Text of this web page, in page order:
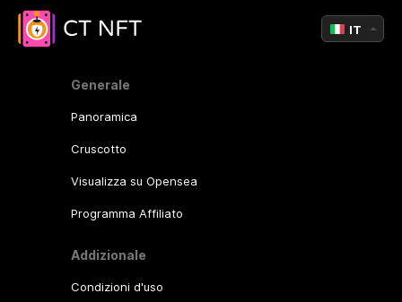
Generale
Panoramica
Cruscotto
Visualizza su Opensea
Programma Affiliato
Addizionale
Condizioni d'uso
IT